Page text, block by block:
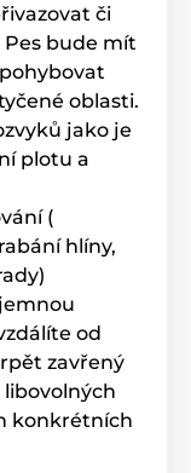
či
bude mít
oblasti.
jako je
plotu a
(
hlíny,
od
zavřený
libovolných
konkrétních